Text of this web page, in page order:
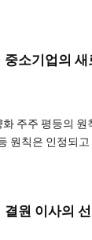
소기업의
주주 평등의
원칙은 인정되고
원 이사의